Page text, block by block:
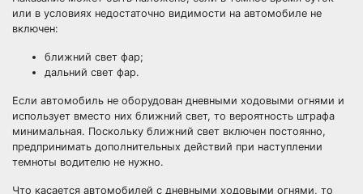
или в условиях недостаточно видимости на автомобиле не
включен:
ближний свет фар;
дальний свет фар.
Если автомобиль не оборудован дневными ходовыми огнями и
использует вместо них ближний свет, то вероятность штрафа
минимальная. Поскольку ближний свет включен постоянно,
предпринимать дополнительных действий при наступлении
темноты водителю не нужно.
Что касается автомобилей с дневными ходовыми огнями, то